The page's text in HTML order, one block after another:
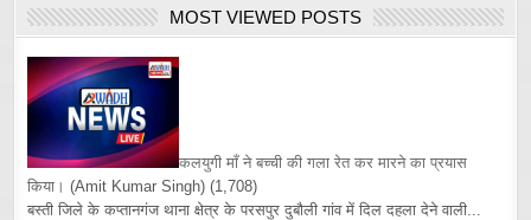
MOST VIEWED POSTS
कलयुगी माँ ने बच्ची की गला रेत कर मारने का प्रयास
किया। (Amit Kumar Singh) (1,708)
बस्ती जिले के कप्तानगंज थाना क्षेत्र के परसपुर दुबौली गांव में दिल दहला देने वाली...